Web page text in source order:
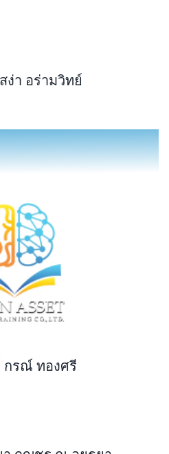
ง่า อร่ามวิทย์
กรณ์ ทองศรี